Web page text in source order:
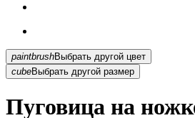
paintbrush
Выбрать другой цвет
cubeВыбрать другой размер
Пуговица на